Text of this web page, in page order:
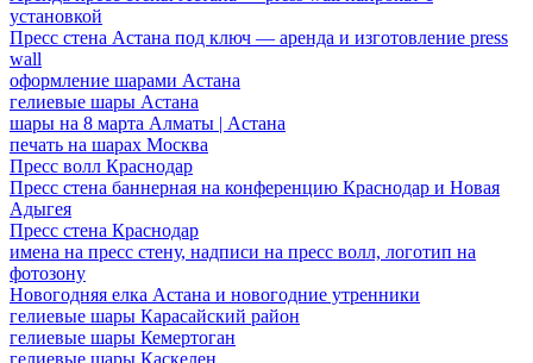
установкой
Пресс стена Астана под ключ — аренда и изготовление press
wall
оформление шарами Астана
гелиевые шары Астана
шары на 8 марта Алматы | Астана
печать на шарах Москва
Пресс волл Краснодар
Пресс стена баннерная на конференцию Краснодар и Новая
Адыгея
Пресс стена Краснодар
имена на пресс стену, надписи на пресс волл, логотип на
фотозону
Новогодняя елка Астана и новогодние утренники
гелиевые шары Карасайский район
гелиевые шары Кемертоган
гелиевые шары Каскелен